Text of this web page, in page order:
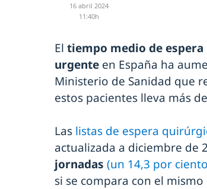
16 abril 2024
11:40h
El tiempo medio de espera
urgente en España ha
Ministerio de Sanidad que
estos pacientes lleva más
Las listas de espera
actualizada a diciembre de
jornadas (un 14,3 por
si se compara con el